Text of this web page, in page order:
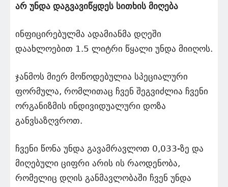
არ უნდა დაგვავიწყდეს სითხის მიღება
ინფიცირებულმა ადამიანმა დღეში
დაახლოებით 1.5 ლიტრი წყალი უნდა მიიღოს.
ჯანმოს მიერ მოწოდებულია სპეციალური
ფორმულა, რომლითაც ჩვენ შეგვიძლია ჩვენი
ორგანიზმის ინდივიდუალური დოზა
განვსაზღვროთ.
ჩვენი წონა უნდა გავამრავლოთ 0,033-ზე და
მიღებული ციფრი არის ის რაოდენობა,
რომელიც დღის განმავლობაში ჩვენ უნდა